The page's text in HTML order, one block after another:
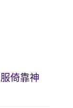
倚靠神